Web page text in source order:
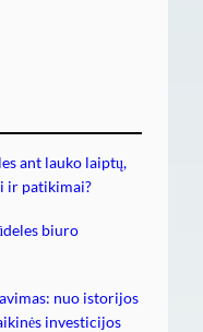
ant lauko laiptų,
ir patikimai?
biuro
nuo istorijos
investicijos